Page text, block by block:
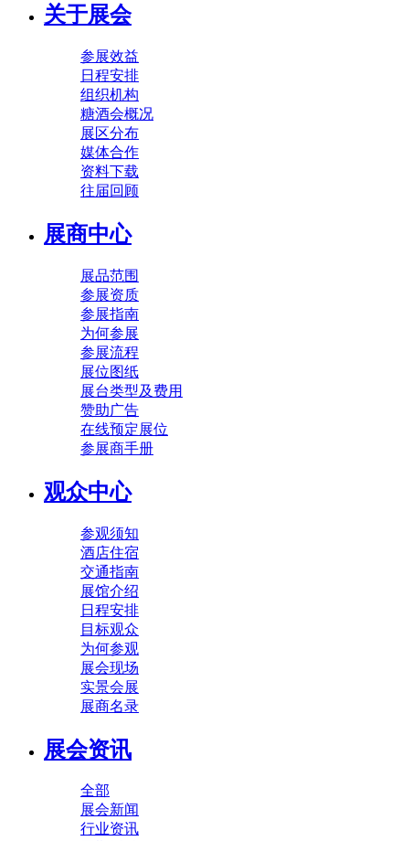
关于展会
参展效益
日程安排
组织机构
糖酒会概况
展区分布
媒体合作
资料下载
往届回顾
展商中心
展品范围
参展资质
参展指南
为何参展
参展流程
展位图纸
展台类型及费用
赞助广告
在线预定展位
参展商手册
观众中心
参观须知
酒店住宿
交通指南
展馆介绍
日程安排
目标观众
为何参观
展会现场
实景会展
展商名录
展会资讯
全部
展会新闻
行业资讯